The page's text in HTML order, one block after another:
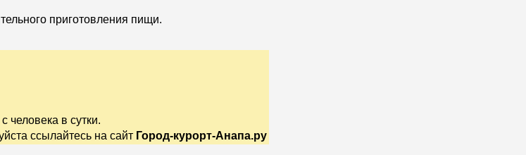
приготовления пищи.
человека в сутки.
ссылайтесь на сайт Город-курорт-Анапа.ру